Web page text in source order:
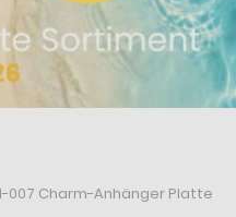
007 Charm-Anhänger Platte